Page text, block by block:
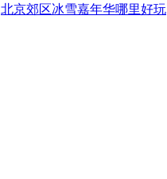
北京郊区冰雪嘉年华哪里好玩